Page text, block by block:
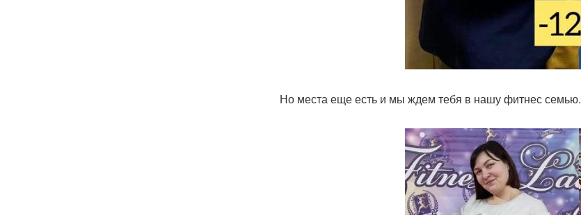
Но места еще есть и мы ждем тебя в нашу фитнес семью.